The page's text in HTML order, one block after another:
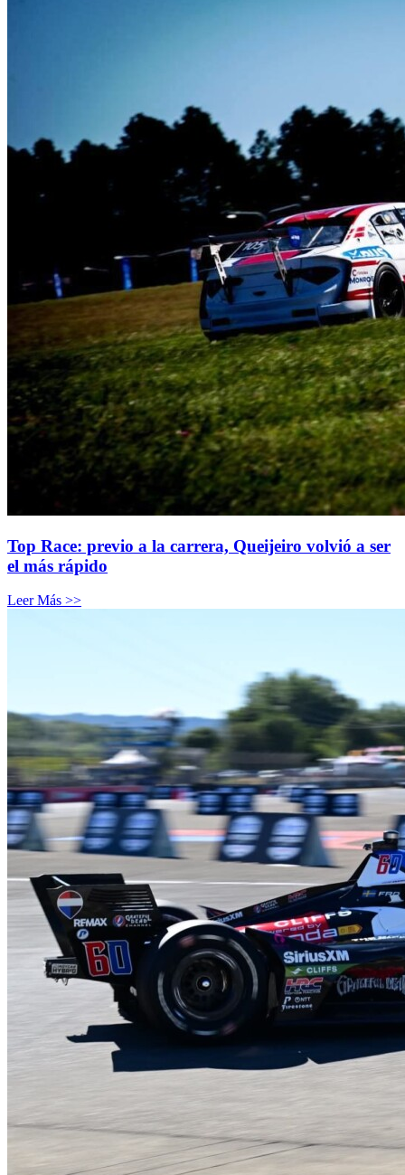
Top Race: previo a la carrera, Queijeiro volvió a ser
el más rápido
Leer Más >>